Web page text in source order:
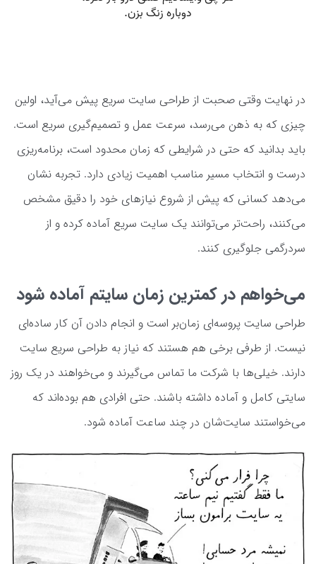
در نهایت وقتی صحبت از طراحی سایت سریع پیش می‌آید، اولین
چیزی که به ذهن می‌رسد، سرعت عمل و تصمیم‌گیری سریع است.
باید بدانید که حتی در شرایطی که زمان محدود است، برنامه‌ریزی
درست و انتخاب مسیر مناسب اهمیت زیادی دارد. تجربه نشان
می‌دهد کسانی که پیش از شروع نیازهای خود را دقیق مشخص
می‌کنند، راحت‌تر می‌توانند یک سایت سریع آماده کرده و از
سردرگمی جلوگیری کنند.
می‌خواهم در کمترین زمان سایتم آماده شود
طراحی سایت پروسه‌ای زمان‌بر است و انجام دادن آن کار ساده‌ای
نیست. از طرفی برخی هم هستند که نیاز به طراحی سریع سایت
دارند. خیلی‌ها با شرکت ما تماس می‌گیرند و می‌خواهند در یک روز
سایتی کامل و آماده داشته باشند. حتی افرادی هم بوده‌اند که
می‌خواستند سایت‌شان در چند ساعت آماده شود.